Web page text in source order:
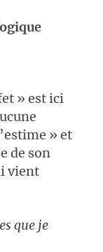
» est ici
» et
de son
vient
que je